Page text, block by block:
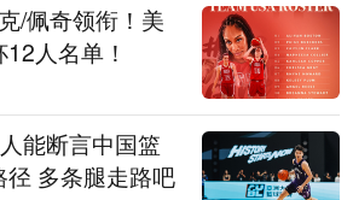
/佩奇领衔！美
人名单！
能断言中国篮
多条腿走路吧